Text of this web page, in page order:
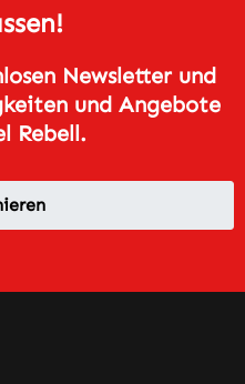
Newsletter und
und Angebote
Rebell.